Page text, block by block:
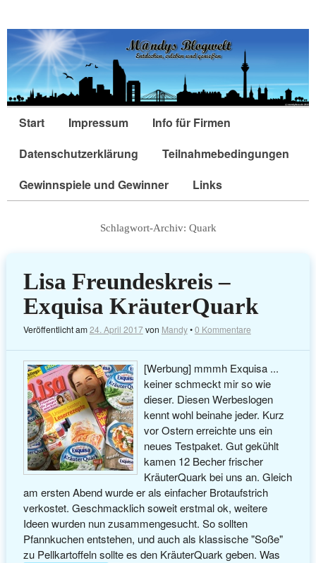
Start Impressum
Info für Firmen
Datenschutzerklärung
Teilnahmebedingungen
Gewinnspiele und Gewinner
Links
Schlagwort-Archiv: Quark
Lisa Freundeskreis –
Exquisa KräuterQuark
Veröffentlicht am24. April 2017von Mandy•0 Kommentare
[Werbung] mmmh Exquisa ...
keiner schmeckt mir so wie
dieser. Diesen Werbeslogen
kennt wohl beinahe jeder. Kurz
vor Ostern erreichte uns ein
neues Testpaket. Gut gekühlt
kamen 12 Becher frischer
KräuterQuark bei uns an. Gleich
am ersten Abend wurde er als einfacher Brotaufstrich
verkostet. Geschmacklich soweit erstmal ok, weitere
Ideen wurden nun zusammengesucht. So sollten
Pfannkuchen entstehen, und auch als klassische "Soße"
zu Pellkartoffeln sollte es den KräuterQuark geben. Was